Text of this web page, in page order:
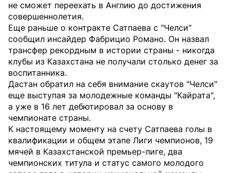
не сможет переехать в Англию до достижения
совершеннолетия.
Еще раньше о контракте Сатпаева с "Челси"
сообщил инсайдер Фабрицио Романо. Он назвал
трансфер рекордным в истории страны - никогда
клубы из Казахстана не получали столько денег за
воспитанника.
Дастан обратил на себя внимание скаутов "Челси"
еще выступая за молодежные команды "Кайрата",
а уже в 16 лет дебютировал за основу в
чемпионате страны.
К настоящему моменту на счету Сатпаева голы в
квалификации и общем этапе Лиги чемпионов, 19
мячей в Казахстанской премьер-лиге, два
чемпионских титула и статус самого молодого